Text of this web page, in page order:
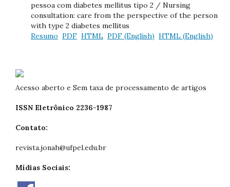
pessoa com diabetes mellitus tipo 2 / Nursing
consultation: care from the perspective of the person
with type 2 diabetes mellitus
Resumo PDF HTML PDF (English) HTML (English)
Acesso aberto e Sem taxa de processamento de artigos
ISSN Eletrônico 2236-1987
Contato:
revista.jonah@ufpel.edu.br
Mídias Sociais: